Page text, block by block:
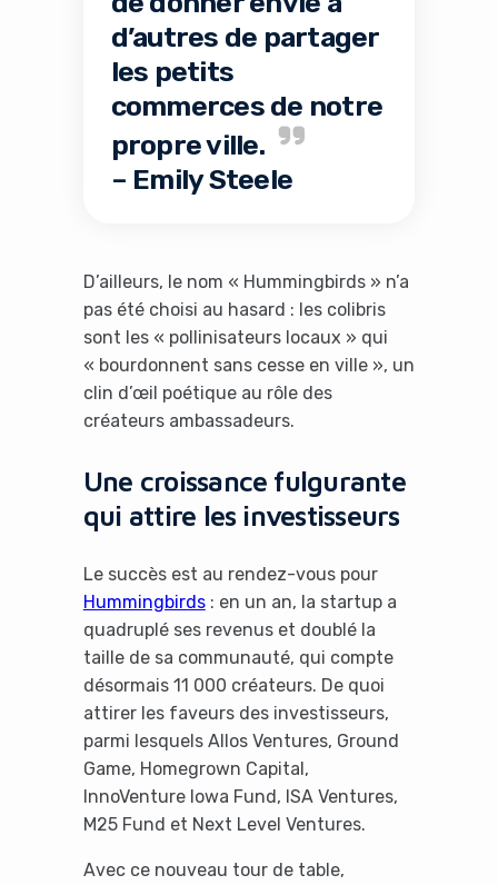
d’autres de partager
les petits
commerces de notre
propre ville.
– Emily Steele
D’ailleurs, le nom « Hummingbirds » n’a
pas été choisi au hasard : les colibris
sont les « pollinisateurs locaux » qui
« bourdonnent sans cesse en ville », un
clin d’œil poétique au rôle des
créateurs ambassadeurs.
Une croissance fulgurante
qui attire les investisseurs
Le succès est au rendez-vous pour
Hummingbirds: en un an, la startup a
quadruplé ses revenus et doublé la
taille de sa communauté, qui compte
désormais 11 000 créateurs. De quoi
attirer les faveurs des investisseurs,
parmi lesquels Allos Ventures, Ground
Game, Homegrown Capital,
InnoVenture Iowa Fund, ISA Ventures,
M25 Fund et Next Level Ventures.
Avec ce nouveau tour de table,